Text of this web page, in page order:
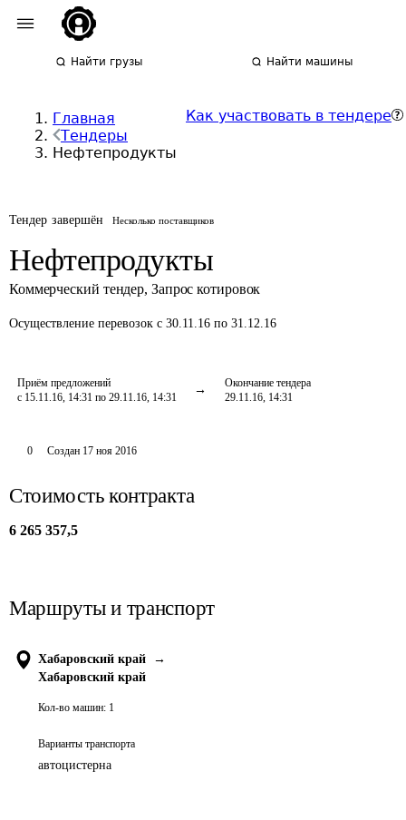
Найти грузы Найти машины
Главная
Тендеры
Нефтепродукты
Как участвовать в тендере
Тендер завершён Несколько поставщиков
Нефтепродукты
Коммерческий тендер, Запрос котировок
Осуществление перевозок с 30.11.16 по 31.12.16
Приём предложений
с 15.11.16, 14:31 по 29.11.16, 14:31
Окончание тендера
29.11.16, 14:31
0 Создан 17 ноя 2016
Стоимость контракта
6 265 357,5
Маршруты и транспорт
Хабаровский край
→
Хабаровский край
Кол-во машин: 1
Варианты транспорта
автоцистерна